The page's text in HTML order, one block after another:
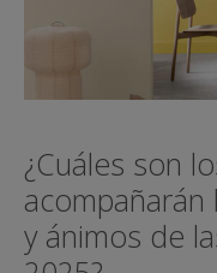
¿Cuáles son
y ánimos de